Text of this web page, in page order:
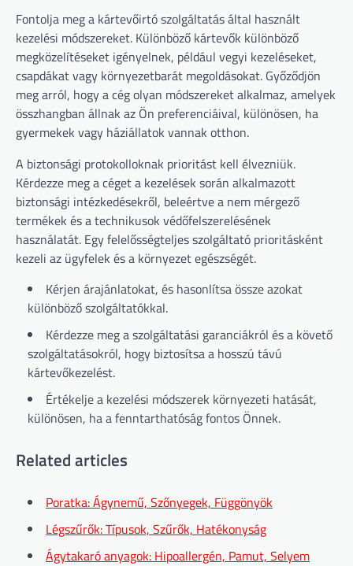
Fontolja meg a kártevőirtó szolgáltatás által használt
kezelési módszereket. Különböző kártevők különböző
megközelítéseket igényelnek, például vegyi kezeléseket,
csapdákat vagy környezetbarát megoldásokat. Győződjön
meg arról, hogy a cég olyan módszereket alkalmaz, amelyek
összhangban állnak az Ön preferenciáival, különösen, ha
gyermekek vagy háziállatok vannak otthon.
A biztonsági protokolloknak prioritást kell élvezniük.
Kérdezze meg a céget a kezelések során alkalmazott
biztonsági intézkedésekről, beleértve a nem mérgező
termékek és a technikusok védőfelszerelésének
használatát. Egy felelősségteljes szolgáltató prioritásként
kezeli az ügyfelek és a környezet egészségét.
Kérjen árajánlatokat, és hasonlítsa össze azokat
különböző szolgáltatókkal.
Kérdezze meg a szolgáltatási garanciákról és a követő
szolgáltatásokról, hogy biztosítsa a hosszú távú
kártevőkezelést.
Értékelje a kezelési módszerek környezeti hatását,
különösen, ha a fenntarthatóság fontos Önnek.
Related articles
Poratka: Ágynemű, Szőnyegek, Függönyök
Légszűrők: Típusok, Szűrők, Hatékonyság
Ágytakaró anyagok: Hipoallergén, Pamut, Selyem